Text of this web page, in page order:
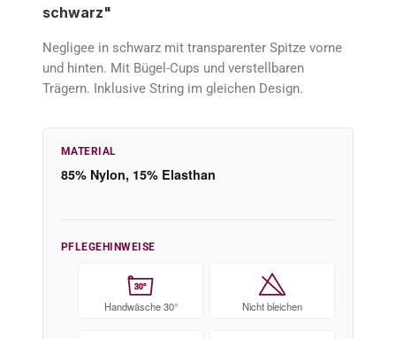
schwarz"
Negligee in schwarz mit transparenter Spitze vorne
und hinten. Mit Bügel-Cups und verstellbaren
Trägern. Inklusive String im gleichen Design.
MATERIAL
85% Nylon, 15% Elasthan
PFLEGEHINWEISE
30°
Handwäsche 30° Nicht bleichen